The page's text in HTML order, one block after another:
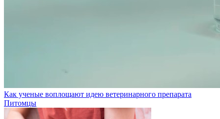
Как ученые воплощают идею ветеринарного препарата
Питомцы